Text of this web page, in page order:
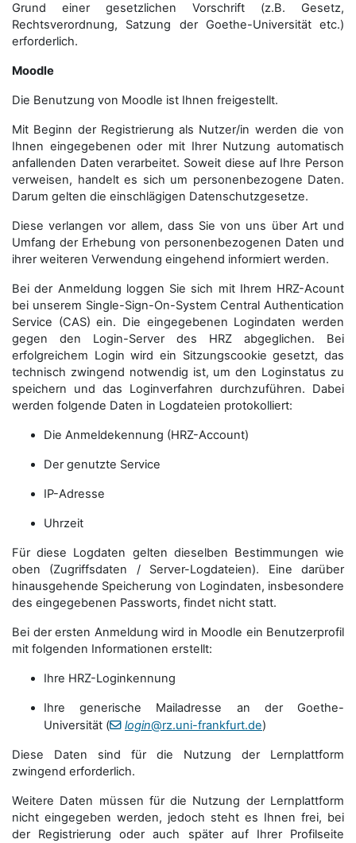
Grund einer gesetzlichen Vorschrift (z.B. Gesetz,
Rechtsverordnung, Satzung der Goethe-Universität etc.)
erforderlich.
Moodle
Die Benutzung von Moodle ist Ihnen freigestellt.
Mit Beginn der Registrierung als Nutzer/in werden die von
Ihnen eingegebenen oder mit Ihrer Nutzung automatisch
anfallenden Daten verarbeitet. Soweit diese auf Ihre Person
verweisen, handelt es sich um personenbezogene Daten.
Darum gelten die einschlägigen Datenschutzgesetze.
Diese verlangen vor allem, dass Sie von uns über Art und
Umfang der Erhebung von personenbezogenen Daten und
ihrer weiteren Verwendung eingehend informiert werden.
Bei der Anmeldung loggen Sie sich mit Ihrem HRZ-Acount
bei unserem Single-Sign-On-System Central Authentication
Service (CAS) ein. Die eingegebenen Logindaten werden
gegen den Login-Server des HRZ abgeglichen. Bei
erfolgreichem Login wird ein Sitzungscookie gesetzt, das
technisch zwingend notwendig ist, um den Loginstatus zu
speichern und das Loginverfahren durchzuführen. Dabei
werden folgende Daten in Logdateien protokolliert:
Die Anmeldekennung (HRZ-Account)
Der genutzte Service
IP-Adresse
Uhrzeit
Für diese Logdaten gelten dieselben Bestimmungen wie
oben (Zugriffsdaten / Server-Logdateien). Eine darüber
hinausgehende Speicherung von Logindaten, insbesondere
des eingegebenen Passworts, findet nicht statt.
Bei der ersten Anmeldung wird in Moodle ein Benutzerprofil
mit folgenden Informationen erstellt:
Ihre HRZ-Loginkennung
Ihre generische Mailadresse an der Goethe-
Universität (
login@rz.uni-frankfurt.de)
Diese Daten sind für die Nutzung der Lernplattform
zwingend erforderlich.
Weitere Daten müssen für die Nutzung der Lernplattform
nicht eingegeben werden, jedoch steht es Ihnen frei, bei
der Registrierung oder auch später auf Ihrer Profilseite